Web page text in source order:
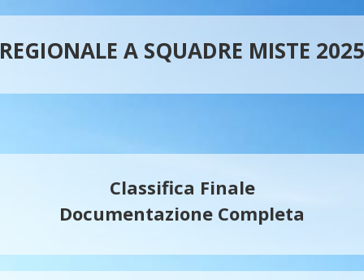
REGIONALE A SQUADRE MISTE 2025
Classifica Finale
Documentazione Completa